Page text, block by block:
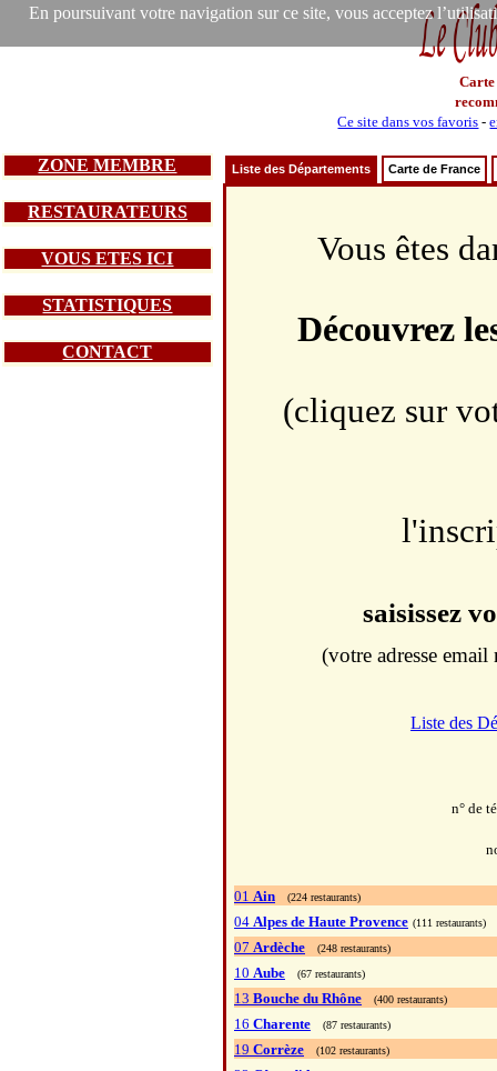
En poursuivant votre navigation sur ce site, vous acceptez
Carte
Ce site dans vos favoris -
ZONE MEMBRE
RESTAURATEURS
VOUS ETES ICI
STATISTIQUES
CONTACT
Liste des Départements Carte de France
Vous êtes
Découvrez
(cliquez sur
saisissez
(votre adresse
Liste des
n° de
01 Ain (224 restaurants)
04 Alpes de Haute Provence (111 restaurants)
07 Ardèche (248 restaurants)
10 Aube (67 restaurants)
13 Bouche du Rhône (400 restaurants)
16 Charente (87 restaurants)
19 Corrèze (102 restaurants)